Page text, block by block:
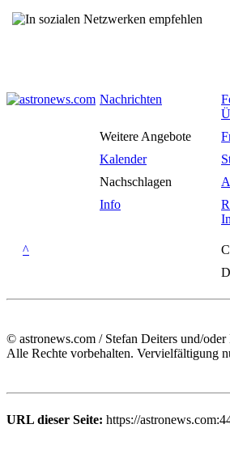
Nachrichten
Weitere Angebote
Kalender
Nachschlagen
Info
^
© astronews.com / Stefan Deiters und/
Alle Rechte vorbehalten. Vervielfältigung
URL dieser Seite: https://